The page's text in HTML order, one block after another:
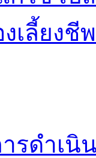
เลี้ยงชีพ
รดำเนิ